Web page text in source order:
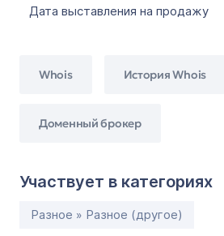
Дата выставления на продажу
Whois История Whois
Доменный брокер
Участвует в категориях
Разное » Разное (другое)